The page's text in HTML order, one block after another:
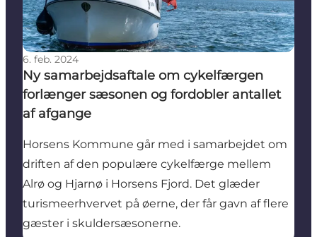
6. feb. 2024
Ny samarbejdsaftale om cykelfærgen
forlænger sæsonen og fordobler antallet
af afgange
Horsens Kommune går med i samarbejdet om
driften af den populære cykelfærge mellem
Alrø og Hjarnø i Horsens Fjord. Det glæder
turismeerhvervet på øerne, der får gavn af flere
gæster i skuldersæsonerne.